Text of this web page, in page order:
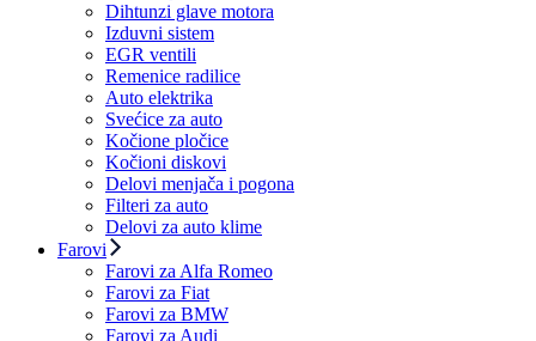
Dihtunzi glave motora
Izduvni sistem
EGR ventili
Remenice radilice
Auto elektrika
Svećice za auto
Kočione pločice
Kočioni diskovi
Delovi menjača i pogona
Filteri za auto
Delovi za auto klime
Farovi
Farovi za Alfa Romeo
Farovi za Fiat
Farovi za BMW
Farovi za Audi